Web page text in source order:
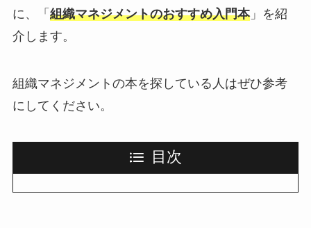
に、「 組織マネジメントのおすすめ入門本」を紹
介します。
組織マネジメントの本を探している人はぜひ参考
にしてください。
目次